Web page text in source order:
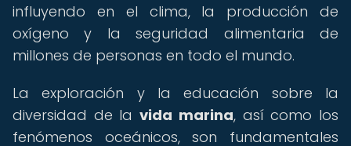
influyendo en el clima, la producción de
oxígeno y la seguridad alimentaria de
millones de personas en todo el mundo.
La exploración y la educación sobre la
diversidad de lavida marina, así como los
fenómenos oceánicos, son fundamentales